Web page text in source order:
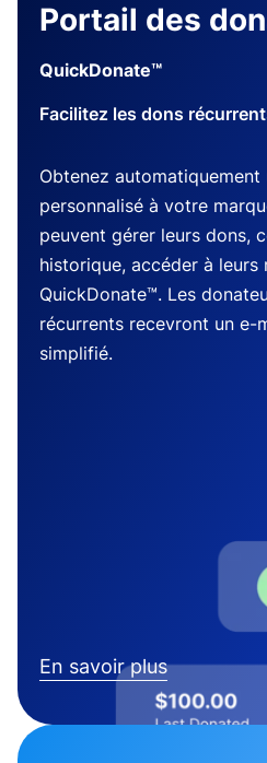
Portail des
QuickDonate™
Facilitez les dons
Obtenez
personnalisé à votre
peuvent gérer leurs dons,
historique, accéder à leurs
QuickDonate™. Les
récurrents recevront un e-
simplifié.
En savoir plus